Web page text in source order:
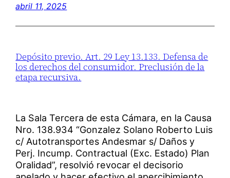
abril 11, 2025
Depósito previo. Art. 29 Ley 13.133. Defensa de
los derechos del consumidor. Preclusión de la
etapa recursiva.
La Sala Tercera de esta Cámara, en la Causa
Nro. 138.934 “Gonzalez Solano Roberto Luis
c/ Autotransportes Andesmar s/ Daños y
Perj. Incump. Contractual (Exc. Estado) Plan
Oralidad”, resolvió revocar el decisorio